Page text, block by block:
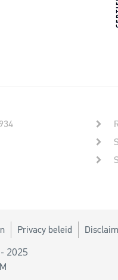
Privacy beleid
2025